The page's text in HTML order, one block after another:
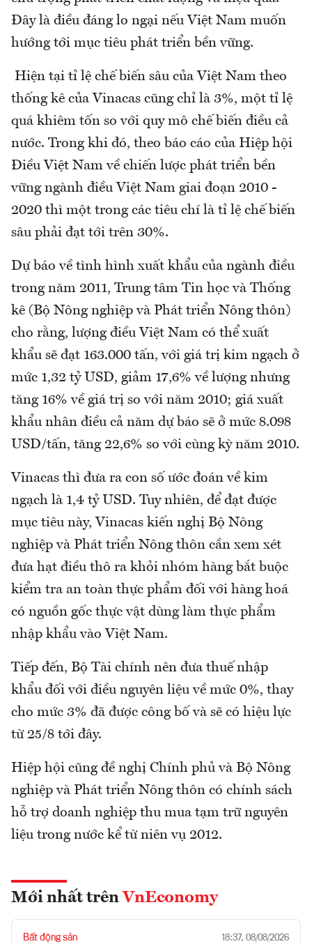
Đây là điều đáng lo ngại nếu Việt Nam muốn
hướng tới mục tiêu phát triển bền vững.
Hiện tại tỉ lệ chế biến sâu của Việt Nam theo
thống kê của Vinacas cũng chỉ là 3%, một tỉ lệ
quá khiêm tốn so với quy mô chế biến điều cả
nước. Trong khi đó, theo báo cáo của Hiệp hội
Điều Việt Nam về chiến lược phát triển bền
vững ngành điều Việt Nam giai đoạn 2010 -
2020 thì một trong các tiêu chí là tỉ lệ chế biến
sâu phải đạt tới trên 30%.
Dự báo về tình hình xuất khẩu của ngành điều
trong năm 2011, Trung tâm Tin học và Thống
kê (Bộ Nông nghiệp và Phát triển Nông thôn)
cho rằng, lượng điều Việt Nam có thể xuất
khẩu sẽ đạt 163.000 tấn, với giá trị kim ngạch ở
mức 1,32 tỷ USD, giảm 17,6% về lượng nhưng
tăng 16% về giá trị so với năm 2010; giá xuất
khẩu nhân điều cả năm dự báo sẽ ở mức 8.098
USD/tấn, tăng 22,6% so với cùng kỳ năm 2010.
Vinacas thì đưa ra con số ước đoán về kim
ngạch là 1,4 tỷ USD. Tuy nhiên, để đạt được
mục tiêu này, Vinacas kiến nghị Bộ Nông
nghiệp và Phát triển Nông thôn cần xem xét
đưa hạt điều thô ra khỏi nhóm hàng bắt buộc
kiểm tra an toàn thực phẩm đối với hàng hoá
có nguồn gốc thực vật dùng làm thực phẩm
nhập khẩu vào Việt Nam.
Tiếp đến, Bộ Tài chính nên đưa thuế nhập
khẩu đối với điều nguyên liệu về mức 0%, thay
cho mức 3% đã được công bố và sẽ có hiệu lực
từ 25/8 tới đây.
Hiệp hội cũng đề nghị Chính phủ và Bộ Nông
nghiệp và Phát triển Nông thôn có chính sách
hỗ trợ doanh nghiệp thu mua tạm trữ nguyên
liệu trong nước kể từ niên vụ 2012.
Mới nhất trên VnEconomy
Bất động sản 18:37, 08/08/2026